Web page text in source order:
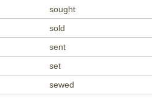
sought
sold
sent
set
sewed